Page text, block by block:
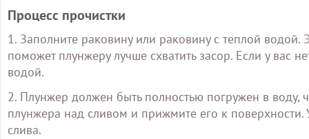
Процесс прочистки
1. Заполните раковину или раковину с теплой
поможет плунжеру лучше схватить засор. Если у вас
водой.
2. Плунжер должен быть полностью погружен в воду,
плунжера над сливом и прижмите его к
слива.